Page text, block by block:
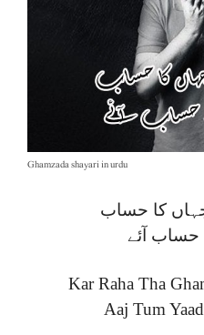
Ghamzada shayari in urdu
کا حساب
حساب آئے
Kar Raha Tha
Aaj Tum